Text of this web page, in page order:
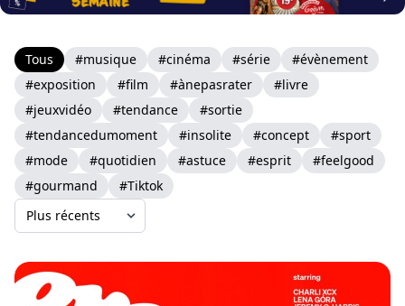
Tous #musique #cinéma #série
#évènement
#exposition
#film #ànepasrater
#livre
#jeuxvidéo
#tendance
#sortie
#tendancedumoment
#insolite #concept
#sport
#mode
#quotidien #astuce #esprit
#feelgood
#gourmand
#Tiktok